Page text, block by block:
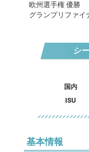
欧州選手権 優勝
グランプリファイ
シ
国内
ISU
基本情報